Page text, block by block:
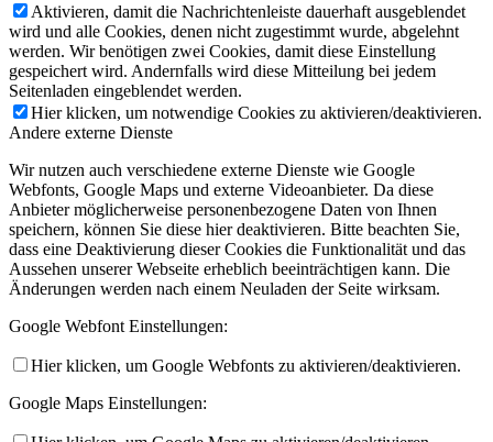
Aktivieren, damit die Nachrichtenleiste dauerhaft ausgeblendet
wird und alle Cookies, denen nicht zugestimmt wurde, abgelehnt
werden. Wir benötigen zwei Cookies, damit diese Einstellung
gespeichert wird. Andernfalls wird diese Mitteilung bei jedem
Seitenladen eingeblendet werden.
Hier klicken, um notwendige Cookies zu aktivieren/deaktivieren.
Andere externe Dienste
Wir nutzen auch verschiedene externe Dienste wie Google
Webfonts, Google Maps und externe Videoanbieter. Da diese
Anbieter möglicherweise personenbezogene Daten von Ihnen
speichern, können Sie diese hier deaktivieren. Bitte beachten Sie,
dass eine Deaktivierung dieser Cookies die Funktionalität und das
Aussehen unserer Webseite erheblich beeinträchtigen kann. Die
Änderungen werden nach einem Neuladen der Seite wirksam.
Google Webfont Einstellungen:
Hier klicken, um Google Webfonts zu aktivieren/deaktivieren.
Google Maps Einstellungen: